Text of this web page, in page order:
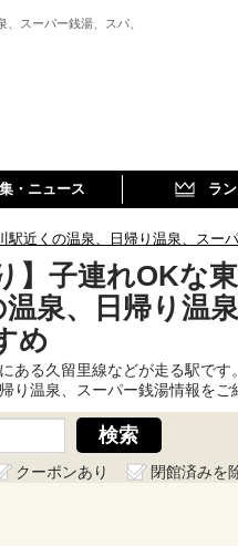
スーパー銭湯、スパ、
・ニュース ラ
駅近くの温泉、日帰り温泉、スー
】子連れOKな
泉、日帰り温
め
ある久留里線などが走る駅で
り温泉、スーパー銭湯情報をご
クーポンあり
閉館済みを